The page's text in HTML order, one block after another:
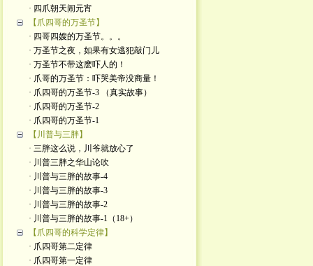
· 四爪朝天闹元宵
【爪四哥的万圣节】
· 四哥四嫂的万圣节。。。
· 万圣节之夜，如果有女逃犯敲门儿
· 万圣节不带这麽吓人的！
· 爪哥的万圣节：吓哭美帝没商量！
· 爪四哥的万圣节-3 （真实故事）
· 爪四哥的万圣节-2
· 爪四哥的万圣节-1
【川普与三胖】
· 三胖这么说，川爷就放心了
· 川普三胖之华山论吹
· 川普与三胖的故事-4
· 川普与三胖的故事-3
· 川普与三胖的故事-2
· 川普与三胖的故事-1（18+）
【爪四哥的科学定律】
· 爪四哥第二定律
· 爪四哥第一定律